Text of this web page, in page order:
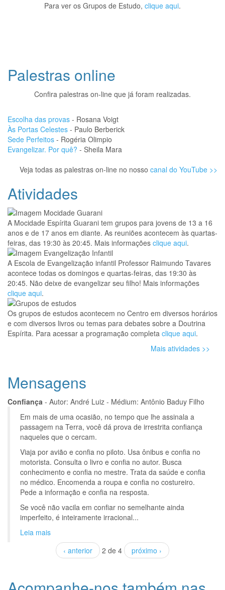
Para ver os Grupos de Estudo, clique aqui.
Palestras online
Confira palestras on-line que já foram realizadas.
Escolha das provas - Rosana Voigt
Às Portas Celestes - Paulo Berberick
Sede Perfeitos - Rogéria Olimpio
Evangelizar. Por quê? - Sheila Mara
Veja todas as palestras on-line no nosso canal do YouTube >>
Atividades
A Mocidade Espírita Guarani tem grupos para jovens de 13 a 16
anos e de 17 anos em diante. As reuniões acontecem às quartas-
feiras, das 19:30 às 20:45. Mais informações clique aqui.
A Escola de Evangelização infantil Professor Raimundo Tavares
acontece todas os domingos e quartas-feiras, das 19:30 às
20:45. Não deixe de evangelizar seu filho! Mais informações
clique aqui.
Os grupos de estudos acontecem no Centro em diversos horários
e com diversos livros ou temas para debates sobre a Doutrina
Espírita. Para acessar a programação completa clique aqui.
Mais atividades >>
Mensagens
Confiança - Autor: André Luiz - Médium: Antônio Baduy Filho
Em mais de uma ocasião, no tempo que lhe assinala a
passagem na Terra, você dá prova de irrestrita confiança
naqueles que o cercam.
Viaja por avião e confia no piloto. Usa ônibus e confia no
motorista. Consulta o livro e confia no autor. Busca
conhecimento e confia no mestre. Trata da saúde e confia
no médico. Encomenda a roupa e confia no costureiro.
Pede a informação e confia na resposta.
Se você não vacila em confiar no semelhante ainda
imperfeito, é inteiramente irracional...
Leia mais
‹ anterior
2 de 4 próximo ›